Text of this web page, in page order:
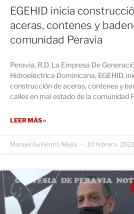
EGEHID inicia
aceras, contenes y
comunidad Peravia
Peravia, R.D. La Empresa De
Hidroeléctrica Dominicana, EGEHID,
construcción de aceras, contenes y
calles en mal estado de la comunidad
LEER MÁS »
Manuel Guillermo Mejía 10 febrero, 2022